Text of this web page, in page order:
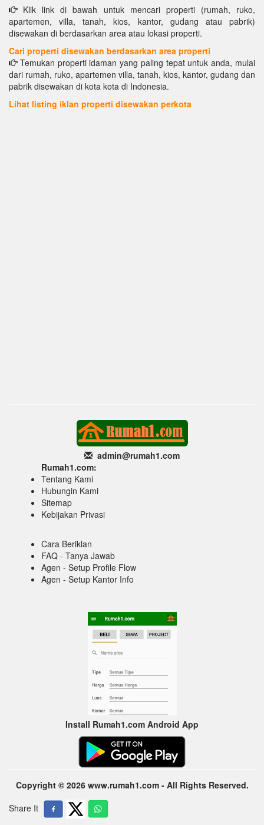
Klik link di bawah untuk mencari properti (rumah, ruko,
apartemen, villa, tanah, kios, kantor, gudang atau pabrik)
disewakan di berdasarkan area atau lokasi properti.
Cari properti disewakan berdasarkan area properti
Temukan properti idaman yang paling tepat untuk anda, mulai
dari rumah, ruko, apartemen villa, tanah, kios, kantor, gudang dan
pabrik disewakan di kota kota di Indonesia.
Lihat listing iklan properti disewakan perkota
admin@rumah1.com
Rumah1.com:
Tentang Kami
Hubungin Kami
Sitemap
Kebijakan Privasi
Cara Beriklan
FAQ - Tanya Jawab
Agen - Setup Profile Flow
Agen - Setup Kantor Info
Install Rumah1.com Android App
Copyright © 2026 www.rumah1.com - All Rights Reserved.
Share It